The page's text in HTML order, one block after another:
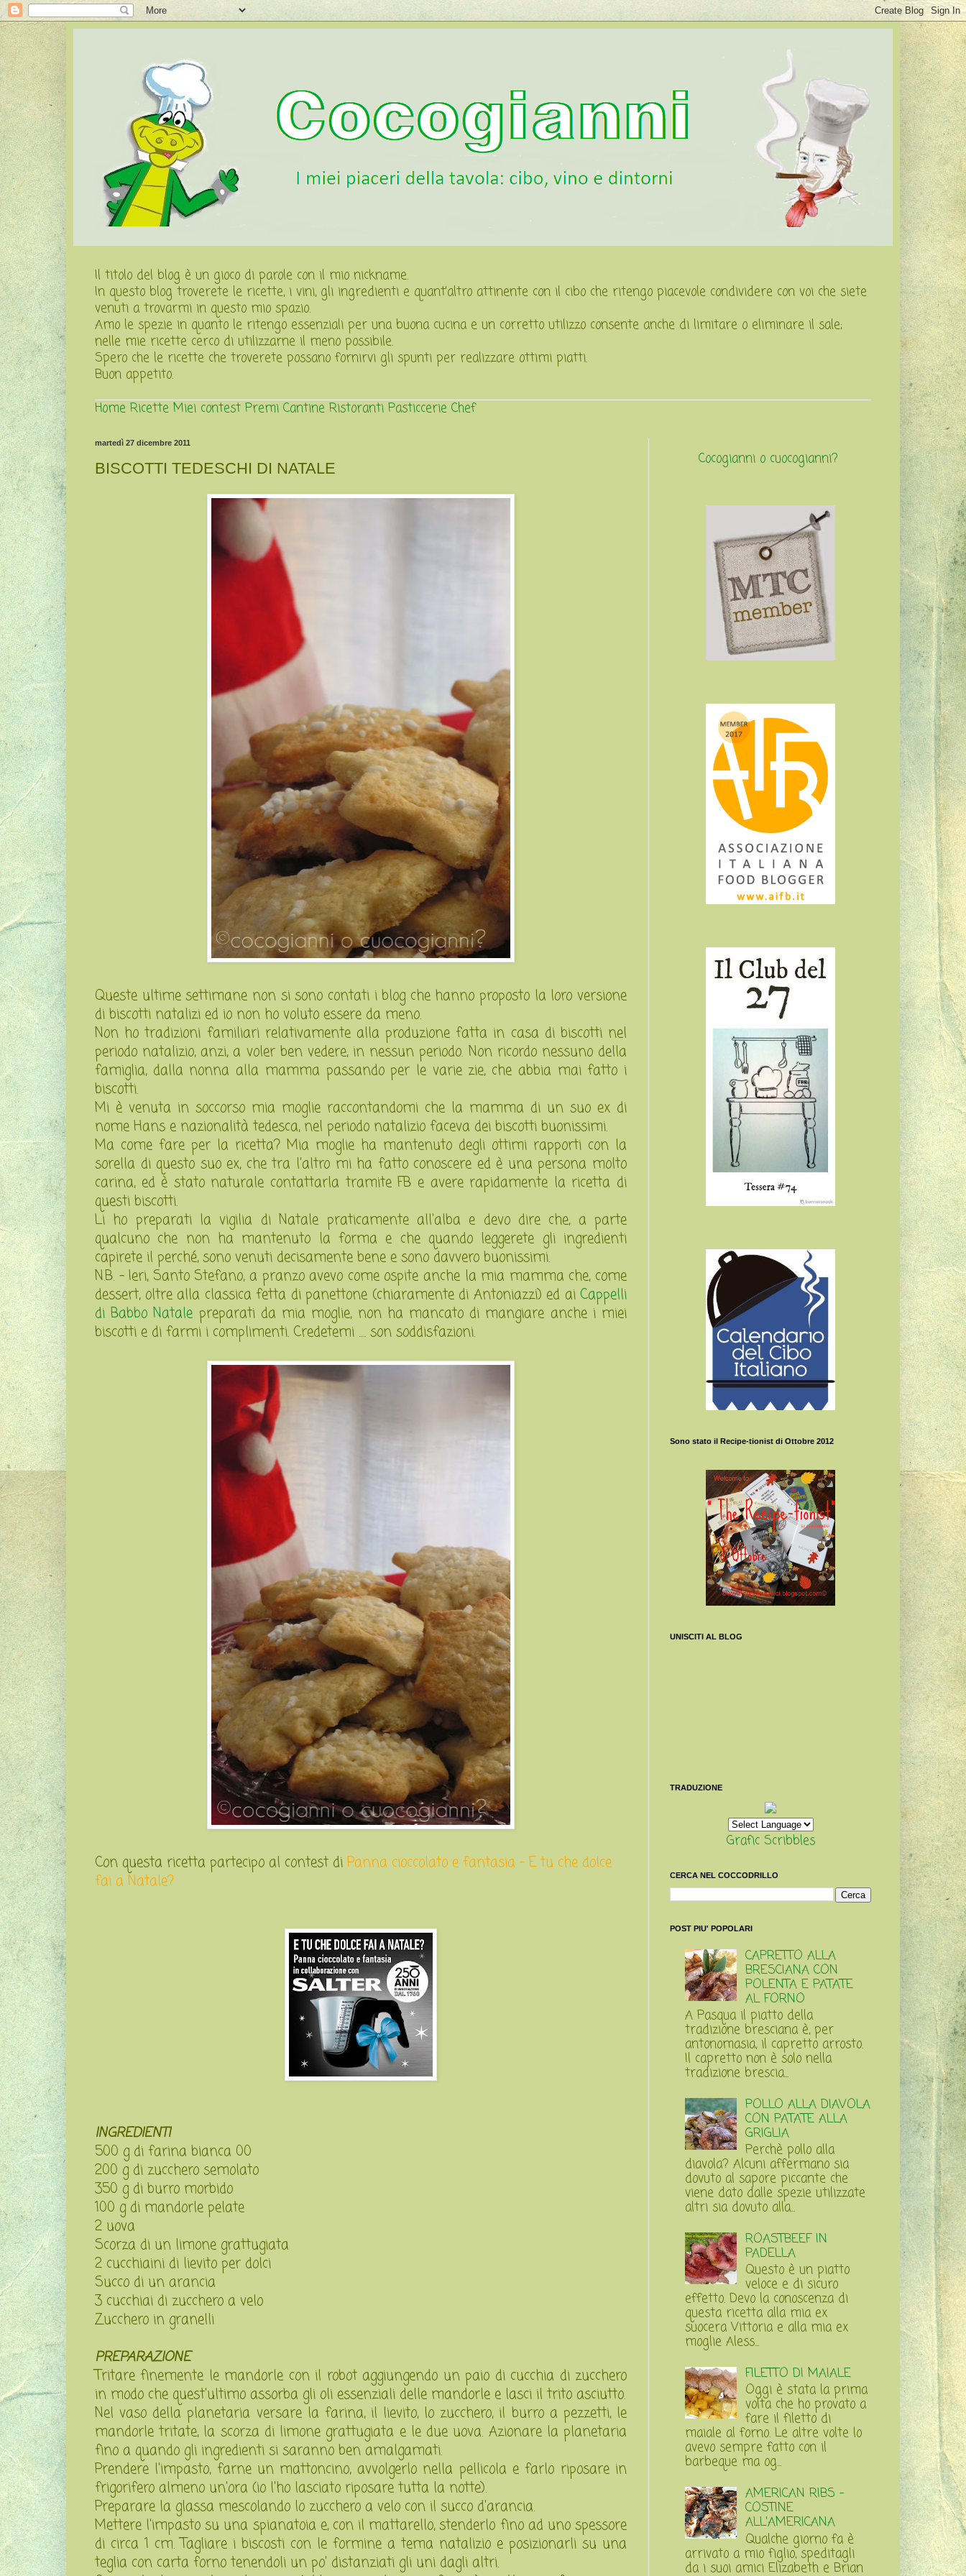
Il titolo del blog è un gioco di parole con il mio nickname.
In questo blog troverete le ricette, i vini, gli ingredienti e quant'altro attinente con il cibo che ritengo piacevole condividere con voi che siete
venuti a trovarmi in questo mio spazio.
Amo le spezie in quanto le ritengo essenziali per una buona cucina e un corretto utilizzo consente anche di limitare o eliminare il sale;
nelle mie ricette cerco di utilizzarne il meno possibile.
Spero che le ricette che troverete possano fornirvi gli spunti per realizzare ottimi piatti.
Buon appetito.
Home Ricette Miei contest Premi Cantine Ristoranti Pasticcerie Chef
martedì 27 dicembre 2011
BISCOTTI TEDESCHI DI NATALE
Queste ultime settimane non si sono contati i blog che hanno proposto la loro versione
di biscotti natalizi ed io non ho voluto essere da meno.
Non ho tradizioni familiari relativamente alla produzione fatta in casa di biscotti nel
periodo natalizio, anzi, a voler ben vedere, in nessun periodo. Non ricordo nessuno della
famiglia, dalla nonna alla mamma passando per le varie zie, che abbia mai fatto i
biscotti.
Mi è venuta in soccorso mia moglie raccontandomi che la mamma di un suo ex di
nome Hans e nazionalità tedesca, nel periodo natalizio faceva dei biscotti buonissimi.
Ma come fare per la ricetta? Mia moglie ha mantenuto degli ottimi rapporti con la
sorella di questo suo ex, che tra l'altro mi ha fatto conoscere ed è una persona molto
carina, ed è stato naturale contattarla tramite FB e avere rapidamente la ricetta di
questi biscotti.
Li ho preparati la vigilia di Natale praticamente all'alba e devo dire che, a parte
qualcuno che non ha mantenuto la forma e che quando leggerete gli ingredienti
capirete il perché, sono venuti decisamente bene e sono davvero buonissimi.
N.B. - Ieri, Santo Stefano, a pranzo avevo come ospite anche la mia mamma che, come
dessert, oltre alla classica fetta di panettone (chiaramente di Antoniazzi) ed ai Cappelli
di Babbo Natale preparati da mia moglie, non ha mancato di mangiare anche i miei
biscotti e di farmi i complimenti. Credetemi ..... son soddisfazioni.
Con questa ricetta partecipo al contest di Panna cioccolato e fantasia - E tu che dolce
fai a Natale?
INGREDIENTI
500 g di farina bianca 00
200 g di zucchero semolato
350 g di burro morbido
100 g di mandorle pelate
2 uova
Scorza di un limone grattugiata
2 cucchiaini di lievito per dolci
Succo di un arancia
3 cucchiai di zucchero a velo
Zucchero in granelli
PREPARAZIONE
Tritare finemente le mandorle con il robot aggiungendo un paio di cucchia di zucchero
in modo che quest'ultimo assorba gli oli essenziali delle mandorle e lasci il trito asciutto.
Nel vaso della planetaria versare la farina, il lievito, lo zucchero, il burro a pezzetti, le
mandorle tritate, la scorza di limone grattugiata e le due uova. Azionare la planetaria
fino a quando gli ingredienti si saranno ben amalgamati.
Prendere l'impasto, farne un mattoncino, avvolgerlo nella pellicola e farlo riposare in
frigorifero almeno un'ora (io l'ho lasciato riposare tutta la notte).
Preparare la glassa mescolando lo zucchero a velo con il succo d'arancia.
Mettere l'impasto su una spianatoia e, con il mattarello, stenderlo fino ad uno spessore
di circa 1 cm. Tagliare i biscosti con le formine a tema natalizio e posizionarli su una
teglia con carta forno tenendoli un po' distanziati gli uni dagli altri.
Cocogianni o cuocogianni?
Sono stato il Recipe-tionist di Ottobre 2012
UNISCITI AL BLOG
TRADUZIONE
Grafic Scribbles
CERCA NEL COCCODRILLO
POST PIU' POPOLARI
CAPRETTO ALLA
BRESCIANA CON
POLENTA E PATATE
AL FORNO
A Pasqua il piatto della
tradizione bresciana è, per
antonomasia, il capretto arrosto.
Il capretto non è solo nella
tradizione brescia...
POLLO ALLA DIAVOLA
CON PATATE ALLA
GRIGLIA
Perchè pollo alla
diavola? Alcuni affermano sia
dovuto al sapore piccante che
viene dato dalle spezie utilizzate
altri sia dovuto alla...
ROASTBEEF IN
PADELLA
Questo è un piatto
veloce e di sicuro
effetto. Devo la conoscenza di
questa ricetta alla mia ex
suocera Vittoria e alla mia ex
moglie Aless...
FILETTO DI MAIALE
Oggi è stata la prima
volta che ho provato a
fare il filetto di
maiale al forno. Le altre volte lo
avevo sempre fatto con il
barbeque ma og...
AMERICAN RIBS -
COSTINE
ALL'AMERICANA
Qualche giorno fa è
arrivato a mio figlio, speditagli
da i suoi amici Elizabeth e Brian